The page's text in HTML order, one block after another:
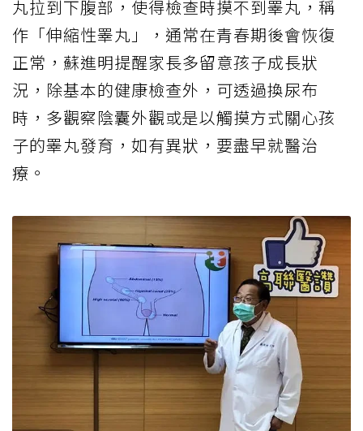
丸拉到下腹部，使得檢查時摸不到睪丸，稱
作「伸縮性睪丸」，通常在青春期後會恢復
正常，蘇進明提醒家長多留意孩子成長狀
況，除基本的健康檢查外，可透過換尿布
時，多觀察陰囊外觀或是以觸摸方式關心孩
子的睪丸發育，如有異狀，要盡早就醫治
療。